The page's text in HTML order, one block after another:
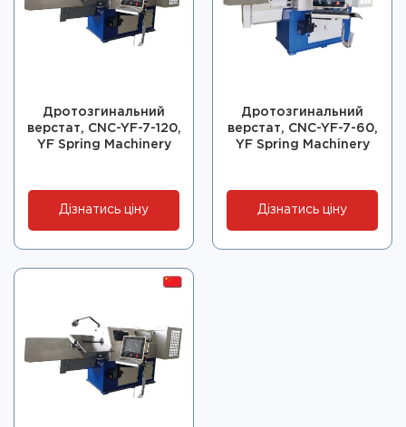
Дротозгинальний
верстат, CNC-YF-7-120,
YF Spring Machinery
Дізнатись ціну
Дротозгинальний
верстат, CNC-YF-7-60,
YF Spring Machinery
Дізнатись ціну